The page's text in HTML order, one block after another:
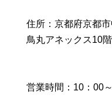
住所：京都府京都
鳥丸アネックス10
営業時間：10：00